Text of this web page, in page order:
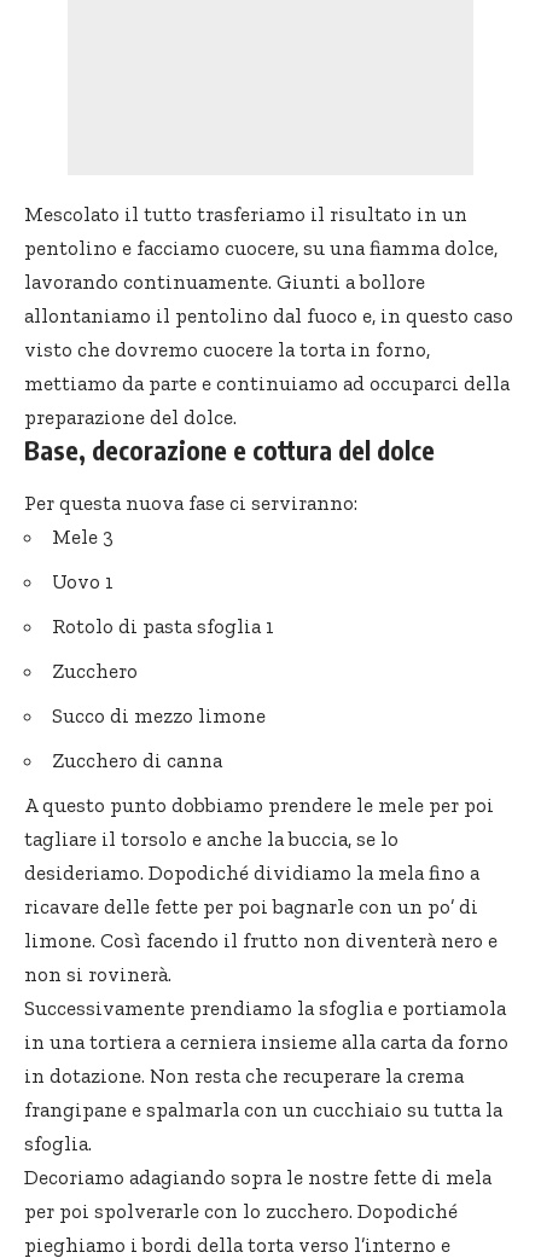
Mescolato il tutto trasferiamo il risultato in un
pentolino e facciamo cuocere, su una fiamma dolce,
lavorando continuamente. Giunti a bollore
allontaniamo il pentolino dal fuoco e, in questo caso
visto che dovremo cuocere la torta in forno,
mettiamo da parte e continuiamo ad occuparci della
preparazione del dolce.
Base, decorazione e cottura del dolce
Per questa nuova fase ci serviranno:
Mele 3
Uovo 1
Rotolo di pasta sfoglia 1
Zucchero
Succo di mezzo limone
Zucchero di canna
A questo punto dobbiamo prendere le mele per poi
tagliare il torsolo e anche la buccia, se lo
desideriamo. Dopodiché dividiamo la mela fino a
ricavare delle fette per poi bagnarle con un po’ di
limone. Così facendo il frutto non diventerà nero e
non si rovinerà.
Successivamente prendiamo la sfoglia e portiamola
in una tortiera a cerniera insieme alla carta da forno
in dotazione. Non resta che recuperare la crema
frangipane e spalmarla con un cucchiaio su tutta la
sfoglia.
Decoriamo adagiando sopra le nostre fette di mela
per poi spolverarle con lo zucchero. Dopodiché
pieghiamo i bordi della torta verso l’interno e